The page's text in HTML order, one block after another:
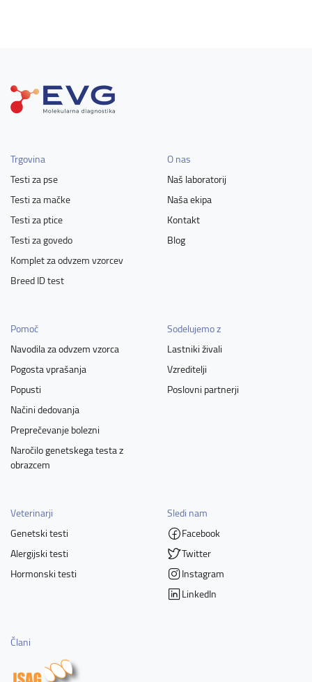
Trgovina
Testi za pse
Testi za mačke
Testi za ptice
Testi za govedo
Komplet za odvzem vzorcev
Breed ID test
O nas
Naš laboratorij
Naša ekipa
Kontakt
Blog
Pomoč
Navodila za odvzem vzorca
Pogosta vprašanja
Popusti
Načini dedovanja
Preprečevanje bolezni
Naročilo genetskega testa z
obrazcem
Sodelujemo z
Lastniki živali
Vzreditelji
Poslovni partnerji
Veterinarji
Genetski testi
Alergijski testi
Hormonski testi
Sledi nam
Facebook
Twitter
Instagram
LinkedIn
Člani